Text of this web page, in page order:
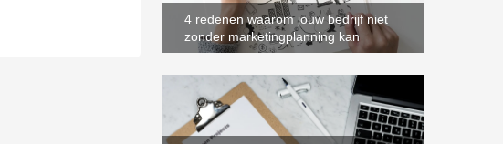
4 redenen waarom jouw bedrijf niet
zonder marketingplanning kan